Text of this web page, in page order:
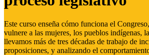
Este curso enseña cómo funciona el
vulnere a las mujeres, los pueblos indígenas,
llevamos más de tres décadas de trabajo de
proposiciones, y analizando el